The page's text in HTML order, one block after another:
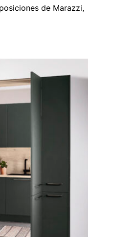
de Marazzi,